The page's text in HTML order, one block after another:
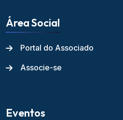
Área Social
Portal do Associado
Associe-se
Eventos